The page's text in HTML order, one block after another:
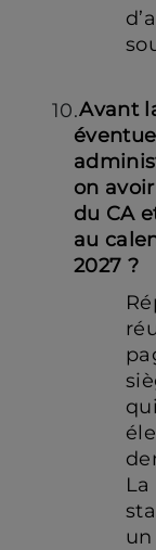
Avant
on
du CA
au
2027 ?